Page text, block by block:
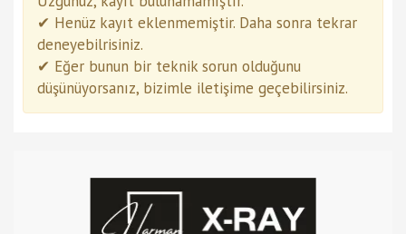
✔ Henüz kayıt eklenmemiştir. Daha sonra tekrar
deneyebilrisiniz.
✔ Eğer bunun bir teknik sorun olduğunu
düşünüyorsanız, bizimle iletişime geçebilirsiniz.